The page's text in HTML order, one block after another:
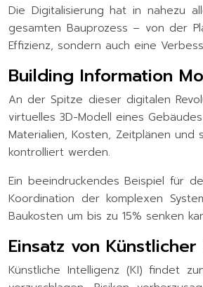
Die Digitalisierung hat in nahezu
gesamten Bauprozess – von der
Effizienz, sondern auch eine
Building Information
An der Spitze dieser digitalen
virtuelles 3D-Modell eines
Materialien, Kosten, Zeitplänen
kontrolliert werden.
Ein beeindruckendes Beispiel für
Koordination der komplexen
Baukosten um bis zu 15% senken
Einsatz von
Künstliche Intelligenz (KI) findet